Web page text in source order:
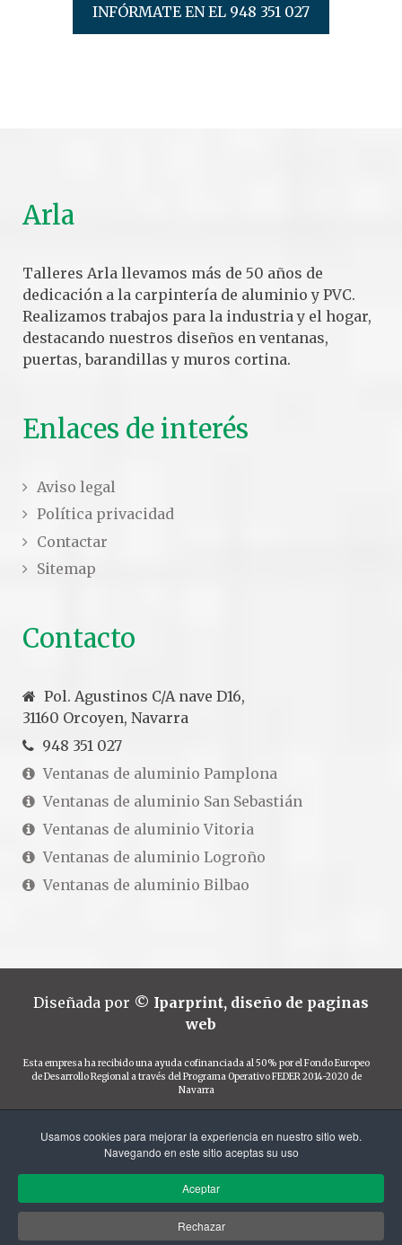
INFÓRMATE EN EL 948 351 027
Arla
Talleres Arla llevamos más de 50 años de
dedicación a la carpintería de aluminio y PVC.
Realizamos trabajos para la industria y el hogar,
destacando nuestros diseños en ventanas,
puertas, barandillas y muros cortina.
Enlaces de interés
Aviso legal
Política privacidad
Contactar
Sitemap
Contacto
Pol. Agustinos C/A nave D16,
31160 Orcoyen, Navarra
948 351 027
Ventanas de aluminio Pamplona
Ventanas de aluminio San Sebastián
Ventanas de aluminio Vitoria
Ventanas de aluminio Logroño
Ventanas de aluminio Bilbao
Diseñada por © Iparprint, diseño de paginas
web
Esta empresa ha recibido una ayuda cofinanciada al 50% por el Fondo Europeo
de Desarrollo Regional a través del Programa Operativo FEDER 2014-2020 de
Navarra
Financiado por el Programa KIT Digital. Plan de
Recuperación, Transformación y Resiliencia de
España "Next Generation EU".
Usamos cookies para mejorar la experiencia en nuestro sitio web.
Navegando en este sitio aceptas su uso
Aceptar
Rechazar